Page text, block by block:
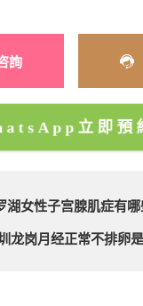
詢
立即預
湖女性子宫腺肌症有哪
龙岗月经正常不排卵